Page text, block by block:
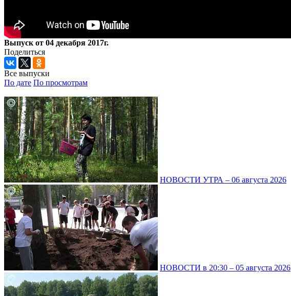
Выпуск от 04 декабря 2017г.
Поделиться
Все выпуски
По дате По просмотрам
НОВОСТИ УТРА – 06 августа 2026
НОВОСТИ в 20:30 – 05 августа 2026